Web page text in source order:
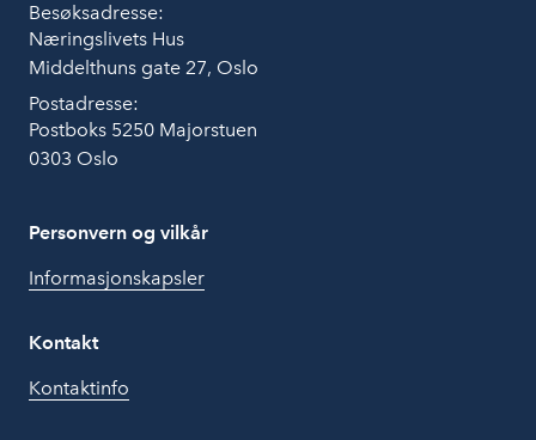
Besøksadresse:
Næringslivets Hus
Middelthuns gate 27, Oslo
Postadresse:
Postboks 5250 Majorstuen
0303 Oslo
Personvern og vilkår
Informasjonskapsler
Kontakt
Kontaktinfo